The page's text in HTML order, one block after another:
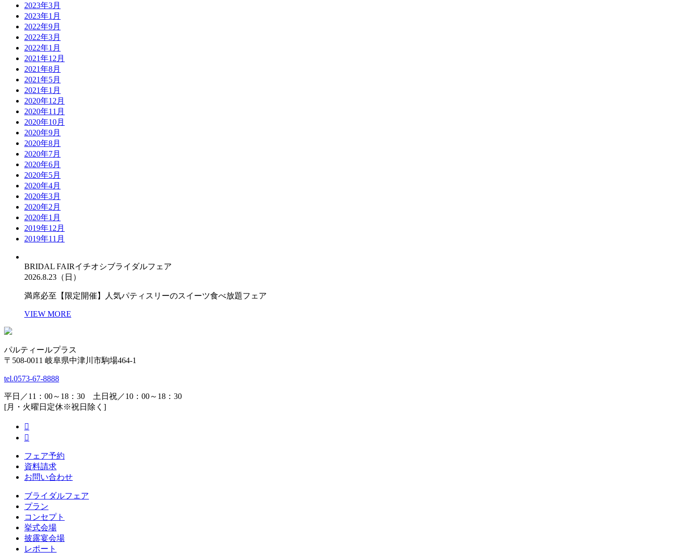
2023年3月
2023年1月
2022年9月
2022年3月
2022年1月
2021年12月
2021年8月
2021年5月
2021年1月
2020年12月
2020年11月
2020年10月
2020年9月
2020年8月
2020年7月
2020年6月
2020年5月
2020年4月
2020年3月
2020年2月
2020年1月
2019年12月
2019年11月
BRIDAL FAIRイチオシブライダルフェア
2026.8.23（日）
満席必至【限定開催】人気パティスリーのスイーツ食べ放題フェア
VIEW MORE
パルティールプラス
〒508-0011 岐阜県中津川市駒場464-1
tel.0573-67-8888
平日／11：00～18：30 土日祝／10：00～18：30
[月・火曜日定休※祝日除く]
フェア予約
資料請求
お問い合わせ
ブライダルフェア
プラン
コンセプト
挙式会場
披露宴会場
レポート